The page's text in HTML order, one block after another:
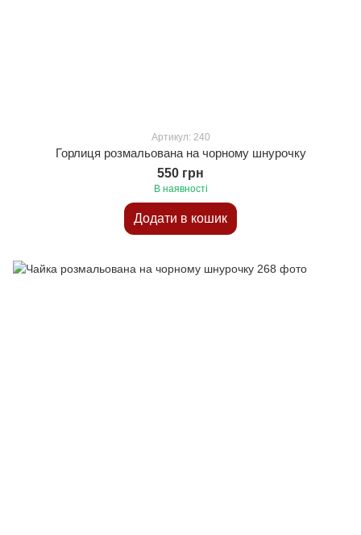
Артикул: 240
Горлиця розмальована на чорному шнурочку
550 грн
В наявності
Додати в кошик